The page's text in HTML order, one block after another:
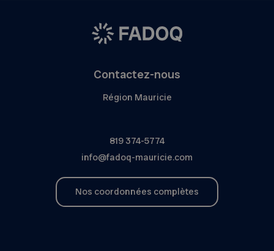
Contactez-nous
Région Mauricie
819 374-5774
info@fadoq-mauricie.com
Nos coordonnées complètes